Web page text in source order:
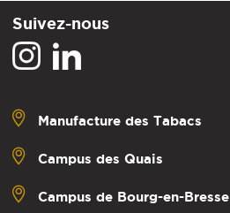
Suivez-nous
Manufacture des Tabacs
Campus des Quais
Campus de Bourg-en-Bresse